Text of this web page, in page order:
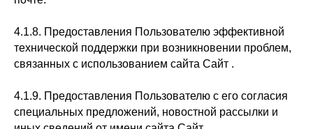
4.1.8. Предоставления Пользователю эффективной
технической поддержки при возникновении проблем,
связанных с использованием сайта Сайт .
4.1.9. Предоставления Пользователю с его согласия
специальных предложений, новостной рассылки и